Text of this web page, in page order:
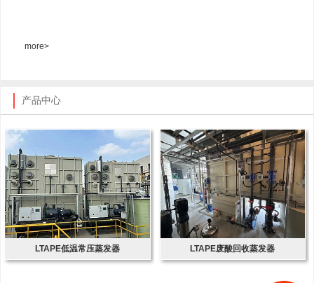
more>
产品中心
LTAPE低温常压蒸发器 LTAPE废酸回收蒸发器